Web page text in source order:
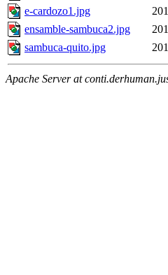
e-cardozo1.jpg
ensamble-sambuca2.jpg
sambuca-quito.jpg
Apache Server at